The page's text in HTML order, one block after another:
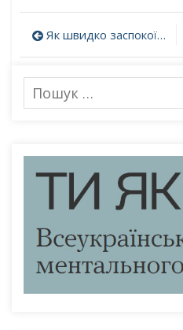
Навігація
записів
Як швидко заспокоїти себе та інших
Пошук
для: